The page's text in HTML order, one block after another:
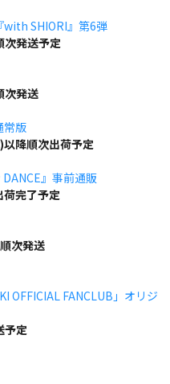
with SHIORI』第6弾
次発送予定
次発送
常版
降順次出荷予定
』事前通販
完了予定
次発送
OFFICIAL FANCLUB」オリジ
予定